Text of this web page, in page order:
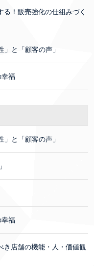
！販売強化の仕組みづく
と「顧客の声」
幸福
と「顧客の声」
幸福
き店舗の機能・人・価値観